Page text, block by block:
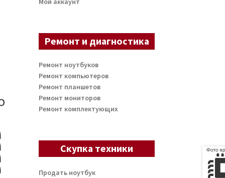
Ремонт и диагностика
Ремонт ноутбуков
Ремонт компьютеров
Ремонт планшетов
Ремонт мониторов
Ремонт комплектующих
Скупка техники
Продать ноутбук